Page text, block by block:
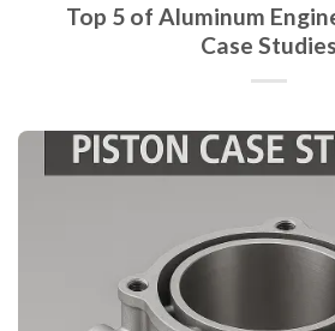
Top 5 of Aluminum
Case Studies